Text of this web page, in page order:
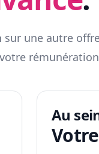
une autre
Au